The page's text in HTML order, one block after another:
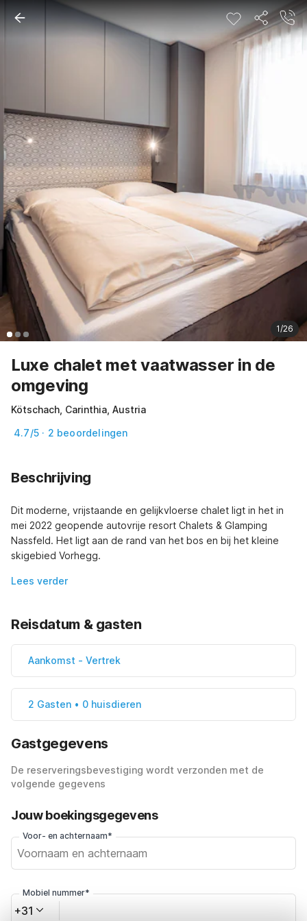
1/26
Luxe chalet met vaatwasser in de
omgeving
Kötschach, Carinthia, Austria
4.7/5 · 2 beoordelingen
Beschrijving
Dit moderne, vrijstaande en gelijkvloerse chalet ligt in het in
mei 2022 geopende autovrije resort Chalets & Glamping
Nassfeld. Het ligt aan de rand van het bos en bij het kleine
skigebied Vorhegg.
Lees verder
Reisdatum & gasten
Aankomst - Vertrek
2 Gasten • 0 huisdieren
Gastgegevens
De reserveringsbevestiging wordt verzonden met de
volgende gegevens
Jouw boekingsgegevens
Voor- en achternaam*
Mobiel nummer*
+31